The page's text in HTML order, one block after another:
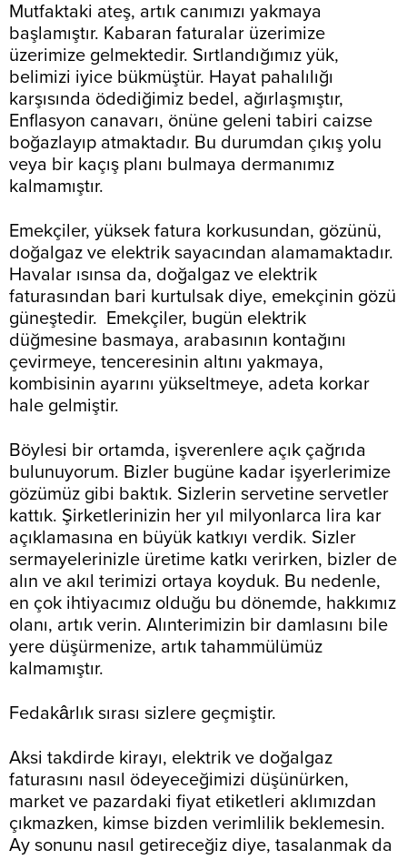
Mutfaktaki ateş, artık canımızı yakmaya
başlamıştır. Kabaran faturalar üzerimize
üzerimize gelmektedir. Sırtlandığımız yük,
belimizi iyice bükmüştür. Hayat pahalılığı
karşısında ödediğimiz bedel, ağırlaşmıştır,
Enflasyon canavarı, önüne geleni tabiri caizse
boğazlayıp atmaktadır. Bu durumdan çıkış yolu
veya bir kaçış planı bulmaya dermanımız
kalmamıştır.
Emekçiler, yüksek fatura korkusundan, gözünü,
doğalgaz ve elektrik sayacından alamamaktadır.
Havalar ısınsa da, doğalgaz ve elektrik
faturasından bari kurtulsak diye, emekçinin gözü
güneştedir. Emekçiler, bugün elektrik
düğmesine basmaya, arabasının kontağını
çevirmeye, tenceresinin altını yakmaya,
kombisinin ayarını yükseltmeye, adeta korkar
hale gelmiştir.
Böylesi bir ortamda, işverenlere açık çağrıda
bulunuyorum. Bizler bugüne kadar işyerlerimize
gözümüz gibi baktık. Sizlerin servetine servetler
kattık. Şirketlerinizin her yıl milyonlarca lira kar
açıklamasına en büyük katkıyı verdik. Sizler
sermayelerinizle üretime katkı verirken, bizler de
alın ve akıl terimizi ortaya koyduk. Bu nedenle,
en çok ihtiyacımız olduğu bu dönemde, hakkımız
olanı, artık verin. Alınterimizin bir damlasını bile
yere düşürmenize, artık tahammülümüz
kalmamıştır.
Fedakârlık sırası sizlere geçmiştir.
Aksi takdirde kirayı, elektrik ve doğalgaz
faturasını nasıl ödeyeceğimizi düşünürken,
market ve pazardaki fiyat etiketleri aklımızdan
çıkmazken, kimse bizden verimlilik beklemesin.
Ay sonunu nasıl getireceğiz diye, tasalanmak da